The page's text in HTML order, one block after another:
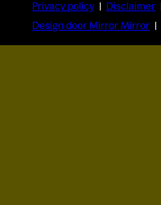
Privacy policy Disclaimer
Design door Mirror Mirror